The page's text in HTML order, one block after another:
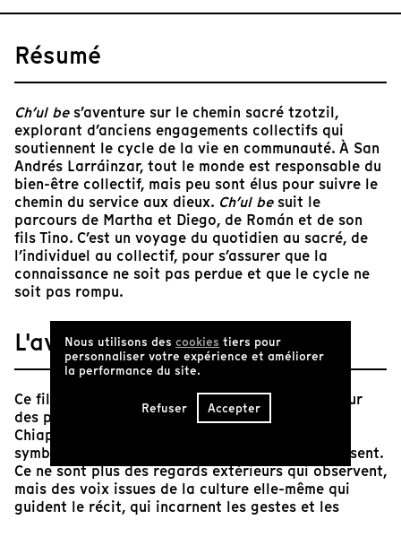
Résumé
Ch’ul bes’aventure sur le chemin sacré tzotzil,
explorant d’anciens engagements collectifs qui
soutiennent le cycle de la vie en communauté. À San
Andrés Larráinzar, tout le monde est responsable du
bien-être collectif, mais peu sont élus pour suivre le
chemin du service aux dieux. Ch’ul besuit le
parcours de Martha et Diego, de Román et de son
fils Tino. C’est un voyage du quotidien au sacré, de
l’individuel au collectif, pour s’assurer que la
connaissance ne soit pas perdue et que le cycle ne
soit pas rompu.
L'avis de Tënk
Ce film propose une plongée émique rare au cœur
des pratiques rituelles d’une communauté du
Chiapas, révélant de l’intérieur les systèmes
symboliques, sociaux et politiques qui la composent.
Ce ne sont plus des regards extérieurs qui observent,
mais des voix issues de la culture elle-même qui
guident le récit, qui incarnent les gestes et les
Nous utilisons des cookies tiers pour
personnaliser votre expérience et améliorer
la performance du site.
Refuser Accepter